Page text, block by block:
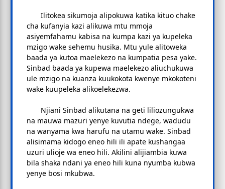
Ilitokea sikumoja alipokuwa katika kituo chake
cha kufanyia kazi alikuwa mtu mmoja
asiyemfahamu kabisa na kumpa kazi ya kupeleka
mzigo wake sehemu husika. Mtu yule alitoweka
baada ya kutoa maelekezo na kumpatia pesa yake.
Sinbad baada ya kupewa maelekezo aliuchukuwa
ule mzigo na kuanza kuukokota kwenye mkokoteni
wake kuupeleka alikoelekezwa.
Njiani Sinbad alikutana na geti liliozungukwa
na mauwa mazuri yenye kuvutia ndege, wadudu
na wanyama kwa harufu na utamu wake. Sinbad
alisimama kidogo eneo hili ili apate kushangaa
uzuri ulioje wa eneo hili. Akilini alijiambia kuwa
bila shaka ndani ya eneo hili kuna nyumba kubwa
yenye bosi mkubwa.